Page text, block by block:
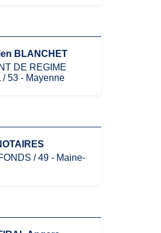
BLANCHET
DE REGIME
/ 53 - Mayenne
/ 49 - Maine-